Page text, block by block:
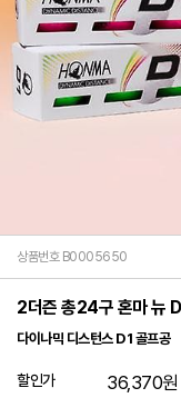
상품번호 B0005650
2더즌 총24구 혼마 뉴
다이나믹 디스턴스 D1 골프공
할인가 36,370원